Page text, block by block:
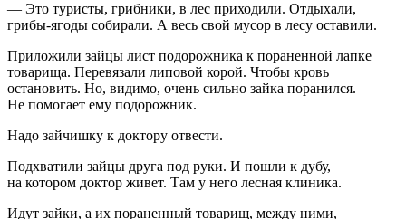
— Это туристы, грибники, в лес приходили. Отдыхали,
грибы-ягоды собирали. А весь свой мусор в лесу оставили.
Приложили зайцы лист подорожника к пораненной лапке
товарища. Перевязали липовой корой. Чтобы кровь
остановить. Но, видимо, очень сильно зайка поранился.
Не помогает ему подорожник.
Надо зайчишку к доктору отвести.
Подхватили зайцы друга под руки. И пошли к дубу,
на котором доктор живет. Там у него лесная клиника.
Идут зайки, а их пораненный товарищ, между ними,